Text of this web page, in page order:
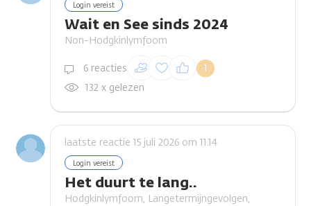
Login vereist
Wait en See sinds 2024
Non-Hodgkinlymfoom
6 reacties 1
Inloggen om een
reactie te plaatsen
132 x gelezen
laatste reactie 15 juli 2026 om 11.14
Login vereist
Het duurt te lang..
Hodgkinlymfoom, Langetermijngevolgen,